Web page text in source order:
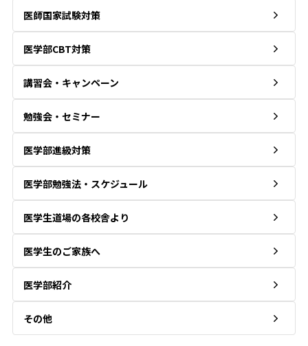
医師国家試験対策
医学部CBT対策
講習会・キャンペーン
勉強会・セミナー
医学部進級対策
医学部勉強法・スケジュール
医学生道場の各校舎より
医学生のご家族へ
医学部紹介
その他